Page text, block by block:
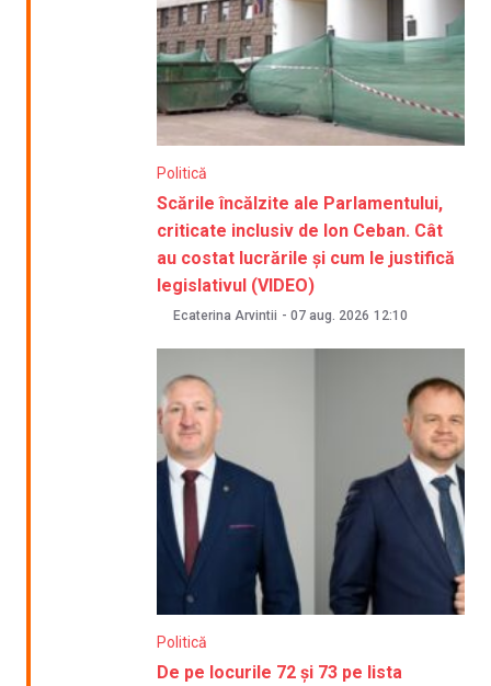
Politică
Scările încălzite ale Parlamentului,
criticate inclusiv de Ion Ceban. Cât
au costat lucrările și cum le justifică
legislativul (VIDEO)
Ecaterina Arvintii - 07 aug. 2026 12:10
Politică
De pe locurile 72 și 73 pe lista